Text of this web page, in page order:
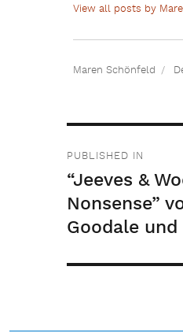
View all posts by
Maren Schönfeld
Beitragsnavigation
PUBLISHED IN
“Jeeves &
Nonsense”
Goodale